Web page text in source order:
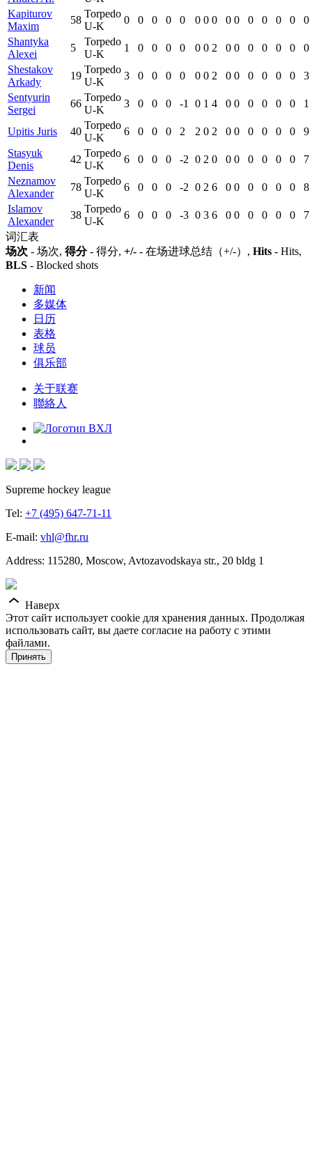
Kapiturov
Maxim
58
Torpedo
U-K
0 0 0 0 0 0 0 0 0 0 0 0 0 0
0
Shantyka
Alexei
5
Torpedo
U-K
1 0 0 0 0 0 0 2 0 0 0 0 0 0
0
Shestakov
Arkady
19
Torpedo
U-K
3 0 0 0 0 0 0 2 0 0 0 0 0 0
3
Sentyurin
Sergei
66
Torpedo
U-K
3 0 0 0 -1 0 1 4 0 0 0 0 0 0 1
Upitis Juris 40
Torpedo
U-K
6 0 0 0 2 2 0 2 0 0 0 0 0 0
9
Stasyuk
Denis
42
Torpedo
U-K
6 0 0 0 -2 0 2 0 0 0 0 0 0 0
7
Neznamov
Alexander
78
Torpedo
U-K
6 0 0 0 -2 0 2 6 0 0 0 0 0 0
8
Islamov
Alexander
38
Torpedo
U-K
6 0 0 0 -3 0 3 6 0 0 0 0 0 0
7
词汇表
场次 - 场次, 得分- 得分, +/- - 在场进球总结（+/-）, Hits - Hits,
BLS - Blocked shots
新闻
多媒体
日历
表格
球员
俱乐部
关于联赛
聯絡人
Supreme hockey league
Tel: +7 (495) 647-71-11
E-mail: vhl@fhr.ru
Address: 115280, Moscow, Avtozavodskaya str., 20 bldg 1
Наверх
Этот сайт использует cookie для хранения данных. Продолжая
использовать сайт, вы даете согласие на работу с этими
файлами.
Принять